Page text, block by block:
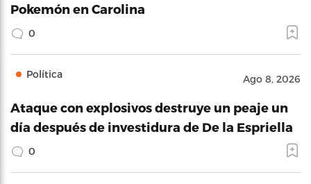
Pokemón en Carolina
0
Política Ago 8, 2026
Ataque con explosivos destruye un peaje un
día después de investidura de De la Espriella
0